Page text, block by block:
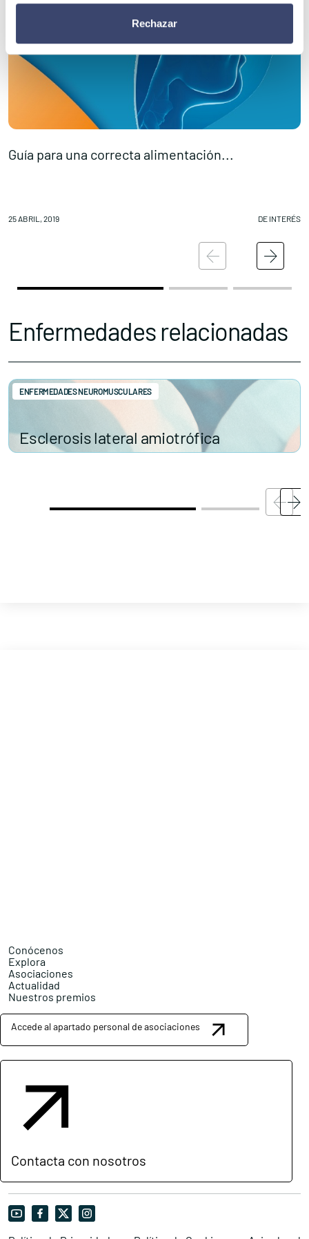
Rechazar
Guía para una correcta alimentación...
25 ABRIL, 2019 DE INTERÉS
Enfermedades relacionadas
Esclerosis lateral amiotrófica
ENFERMEDADES NEUROMUSCULARES
Conócenos
Explora
Asociaciones
Actualidad
Nuestros premios
Accede al apartado personal de asociaciones
Contacta con nosotros